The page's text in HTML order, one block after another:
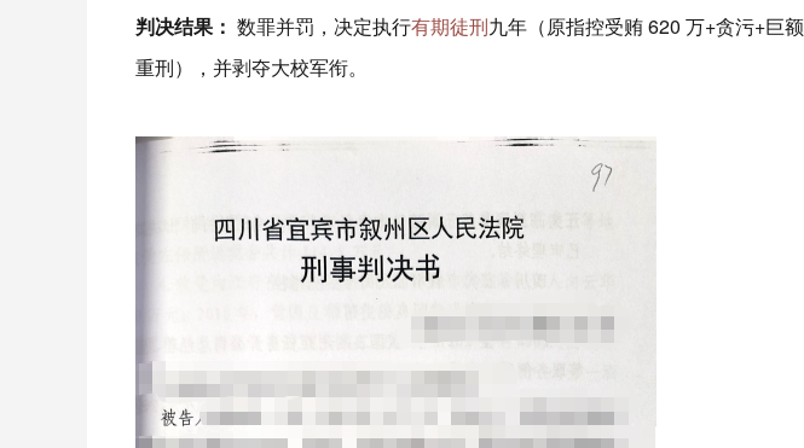
判决结果： 数罪并罚，决定执行有期徒刑九年（原指控受贿 620 万+贪污+巨
重刑），并剥夺大校军衔。